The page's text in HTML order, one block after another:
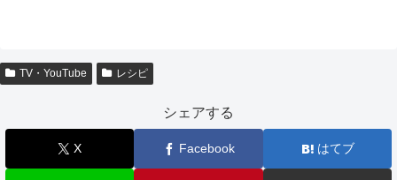
TV・YouTube レシピ
シェアする
X Facebook はてブ